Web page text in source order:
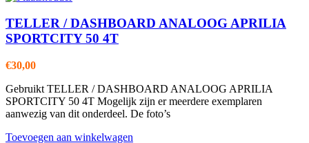
TELLER / DASHBOARD ANALOOG APRILIA
SPORTCITY 50 4T
€30,00
Gebruikt TELLER / DASHBOARD ANALOOG APRILIA
SPORTCITY 50 4T Mogelijk zijn er meerdere exemplaren
aanwezig van dit onderdeel. De foto’s
Toevoegen aan winkelwagen